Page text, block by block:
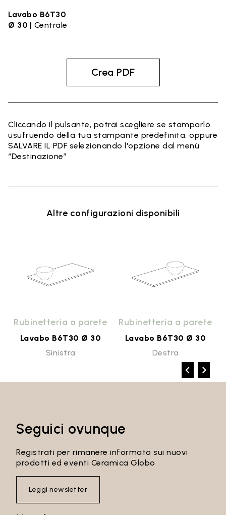
Lavabo B6T30
Ø 30 | Centrale
Crea PDF
Cliccando il pulsante, potrai scegliere se stamparlo
usufruendo della tua stampante predefinita, oppure
SALVARE IL PDF selezionando l'opzione dal menù
“Destinazione”
Altre configurazioni disponibili
Rubinetteria a parete
Lavabo B6T30 Ø 30
Sinistra
Rubinetteria a parete
Lavabo B6T30 Ø 30
Destra
Seguici ovunque
Registrati per rimanere informato sui nuovi
prodotti ed eventi Ceramica Globo
Leggi newsletter